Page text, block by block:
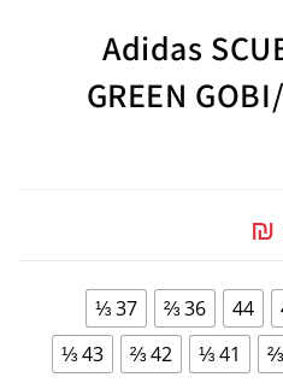
Adidas
GREEN
₪
44
36 ⅔
37 ⅓
41 ⅓
42 ⅔
43 ⅓